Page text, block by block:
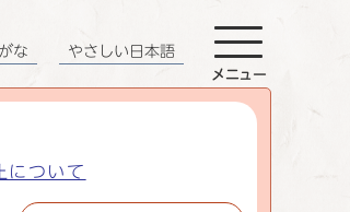
について
な やさしい日本語
メニュー